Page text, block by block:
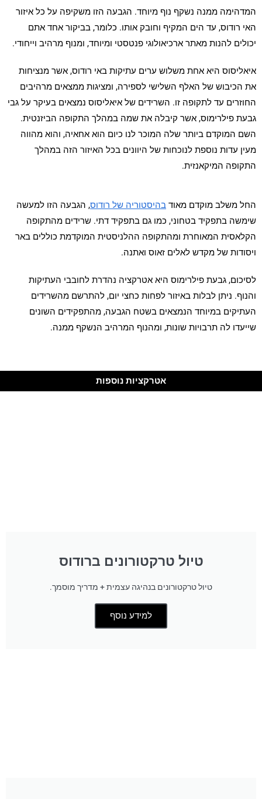
המדהימה ממנה נשקף נוף מיוחד. הגבעה הזו משקיפה על כל איזור
האי רודוס, עד הים המקיף וחובק אותו. כלומר, בביקור אחד אתם
יכולים להנות מאתר ארכיאולוגי פנטסטי ומיוחד, ומנוף מרהיב וייחודי.
איאליסוס היא אחת משלוש ערים עתיקות באי רודוס, אשר מנציחות
את הכיבוש של האלף השלישי לספירה, ומציגות ממצאים מרהיבים
החוזרים עד לתקופה זו. השרידים של איאליסוס נמצאים בעיקר על גבי
גבעת פילרימוס, אשר קיבלה את שמה במהלך התקופה הביזנטית.
השם המוקדם ביותר שלה המוכר לנו כיום הוא אחאיה, והוא מהווה
מעין עדות נוספת לנוכחות של היוונים בכל האיזור הזה במהלך
התקופה המיקאנזית.
החל משלב מוקדם מאוד בהיסטוריה של רודוס, הגבעה הזו למעשה
שימשה בתפקיד בטחוני, כמו גם בתפקיד דתי. שרידים מהתקופה
הקלאסית המאוחרת ומהתקופה ההלניסטית המוקדמת כוללים באר
ויסודות של מקדש לאלים זאוס ואתנה.
לסיכום, גבעת פילרימוס היא אטרקציה נהדרת לחובבי העתיקות
והנוף. ניתן לבלות באיזור לפחות כחצי יום, להתרשם מהשרידים
העתיקים במיוחד הנמצאים בשטח הגבעה, מהתפקידים השונים
שייעדו לה תרבויות שונות, ומהנוף המרהיב הנשקף ממנה.
אטרקציות נוספות
טיול טרקטורונים ברודוס
טיול טרקטורונים בנהיגה עצמית + מדריך מוסמך.
למידע נוסף